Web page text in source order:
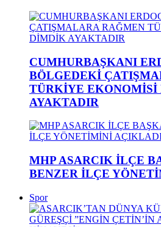
CUMHURBAŞKANI
BÖLGEDEKİ
TÜRKİYE
AYAKTADIR
MHP ASARCIK İLÇE
BENZER İLÇE
Spor